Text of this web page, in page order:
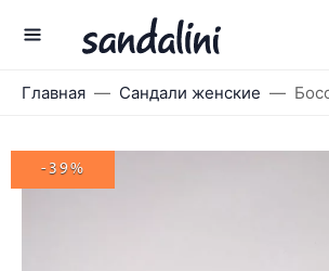
Главная Сандали женские
-39%